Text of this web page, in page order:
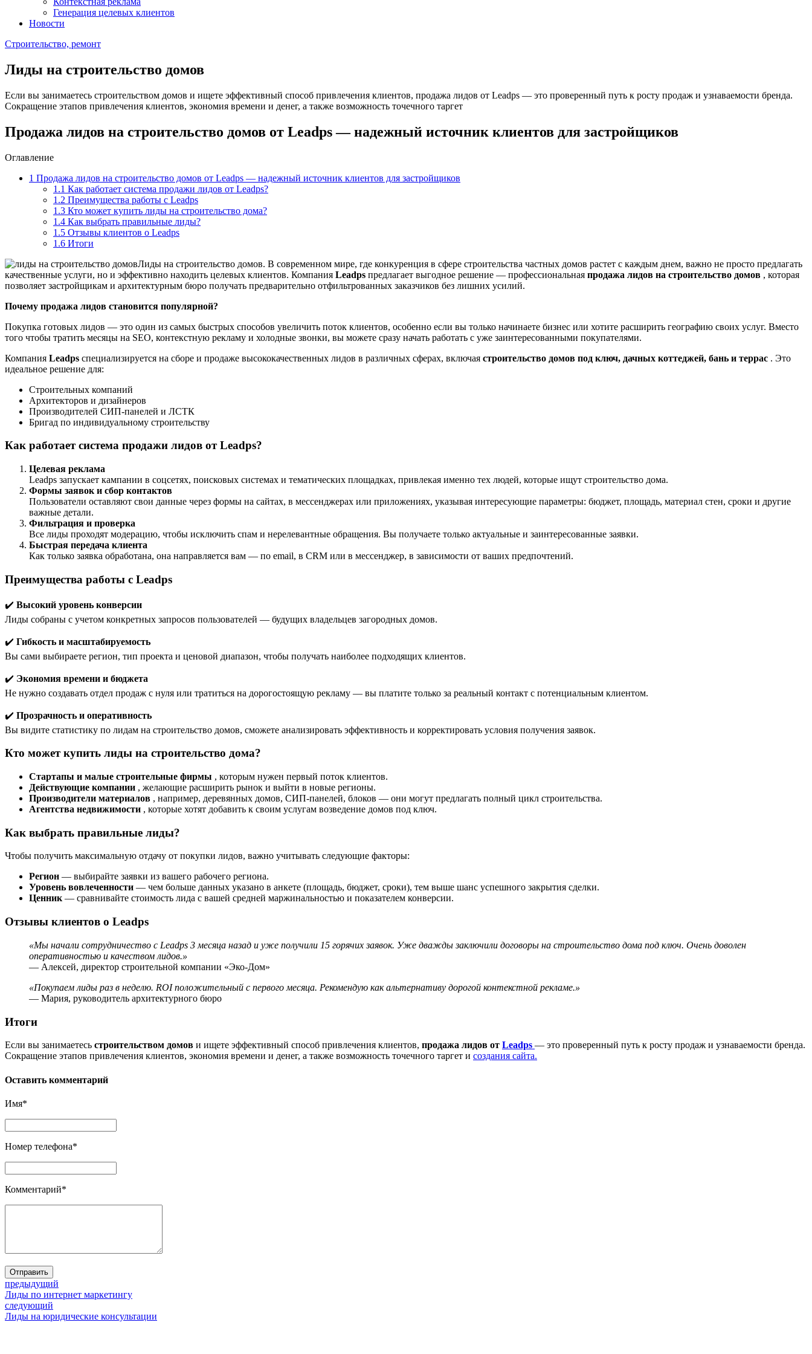
Генерация целевых клиентов
Новости
Строительство, ремонт
Лиды на строительство домов
Если вы занимаетесь строительством домов и ищете эффективный способ привлечения клиентов, продажа лидов от Leadps — это проверенный путь к росту продаж и узнаваемости бренда.
Сокращение этапов привлечения клиентов, экономия времени и денег, а также возможность точечного таргет
Продажа лидов на строительство домов от Leadps — надежный источник клиентов для застройщиков
Оглавление
1 Продажа лидов на строительство домов от Leadps — надежный источник клиентов для застройщиков
1.1 Как работает система продажи лидов от Leadps?
1.2 Преимущества работы с Leadps
1.3 Кто может купить лиды на строительство дома?
1.4 Как выбрать правильные лиды?
1.5 Отзывы клиентов о Leadps
1.6 Итоги
Лиды на строительство домов. В современном мире, где конкуренция в сфере строительства частных домов растет с каждым днем, важно не просто предлагать
качественные услуги, но и эффективно находить целевых клиентов. Компания Leadps предлагает выгодное решение — профессиональная продажа лидов на строительство домов , которая
позволяет застройщикам и архитектурным бюро получать предварительно отфильтрованных заказчиков без лишних усилий.
Почему продажа лидов становится популярной?
Покупка готовых лидов — это один из самых быстрых способов увеличить поток клиентов, особенно если вы только начинаете бизнес или хотите расширить географию своих услуг. Вместо
того чтобы тратить месяцы на SEO, контекстную рекламу и холодные звонки, вы можете сразу начать работать с уже заинтересованными покупателями.
Компания Leadps специализируется на сборе и продаже высококачественных лидов в различных сферах, включая строительство домов под ключ, дачных коттеджей, бань и террас . Это
идеальное решение для:
Строительных компаний
Архитекторов и дизайнеров
Производителей СИП-панелей и ЛСТК
Бригад по индивидуальному строительству
Как работает система продажи лидов от Leadps?
Целевая реклама
Leadps запускает кампании в соцсетях, поисковых системах и тематических площадках, привлекая именно тех людей, которые ищут строительство дома.
Формы заявок и сбор контактов
Пользователи оставляют свои данные через формы на сайтах, в мессенджерах или приложениях, указывая интересующие параметры: бюджет, площадь, материал стен, сроки и другие
важные детали.
Фильтрация и проверка
Все лиды проходят модерацию, чтобы исключить спам и нерелевантные обращения. Вы получаете только актуальные и заинтересованные заявки.
Быстрая передача клиента
Как только заявка обработана, она направляется вам — по email, в CRM или в мессенджер, в зависимости от ваших предпочтений.
Преимущества работы с Leadps
✔️ Высокий уровень конверсии
Лиды собраны с учетом конкретных запросов пользователей — будущих владельцев загородных домов.
✔️ Гибкость и масштабируемость
Вы сами выбираете регион, тип проекта и ценовой диапазон, чтобы получать наиболее подходящих клиентов.
✔️ Экономия времени и бюджета
Не нужно создавать отдел продаж с нуля или тратиться на дорогостоящую рекламу — вы платите только за реальный контакт с потенциальным клиентом.
✔️ Прозрачность и оперативность
Вы видите статистику по лидам на строительство домов, сможете анализировать эффективность и корректировать условия получения заявок.
Кто может купить лиды на строительство дома?
Стартапы и малые строительные фирмы , которым нужен первый поток клиентов.
Действующие компании , желающие расширить рынок и выйти в новые регионы.
Производители материалов , например, деревянных домов, СИП-панелей, блоков — они могут предлагать полный цикл строительства.
Агентства недвижимости , которые хотят добавить к своим услугам возведение домов под ключ.
Как выбрать правильные лиды?
Чтобы получить максимальную отдачу от покупки лидов, важно учитывать следующие факторы:
Регион — выбирайте заявки из вашего рабочего региона.
Уровень вовлеченности — чем больше данных указано в анкете (площадь, бюджет, сроки), тем выше шанс успешного закрытия сделки.
Ценник — сравнивайте стоимость лида с вашей средней маржинальностью и показателем конверсии.
Отзывы клиентов о Leadps
«Мы начали сотрудничество с Leadps 3 месяца назад и уже получили 15 горячих заявок. Уже дважды заключили договоры на строительство дома под ключ. Очень доволен
оперативностью и качеством лидов.»
— Алексей, директор строительной компании «Эко-Дом»
«Покупаем лиды раз в неделю. ROI положительный с первого месяца. Рекомендую как альтернативу дорогой контекстной рекламе.»
— Мария, руководитель архитектурного бюро
Итоги
Если вы занимаетесь строительством домов и ищете эффективный способ привлечения клиентов, продажа лидов от Leadps — это проверенный путь к росту продаж и узнаваемости бренда.
Сокращение этапов привлечения клиентов, экономия времени и денег, а также возможность точечного таргет и создания сайта.
Оставить комментарий
Имя*
Номер телефона*
Комментарий*
Отправить
предыдущий
Лиды по интернет маркетингу
следующий
Лиды на юридические консультации